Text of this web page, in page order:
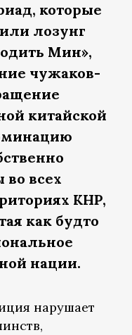
которые
лозунг
Мин»,
чужаков-
китайской
во всех
КНР,
как будто
нации.
нарушает